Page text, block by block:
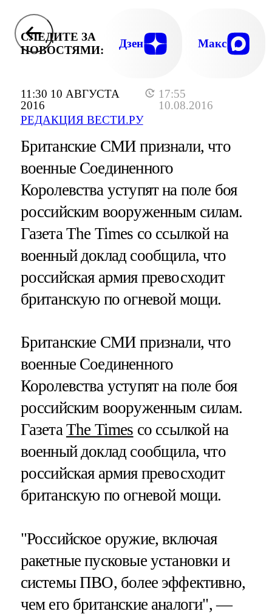
11:30 10 АВГУСТА
2016
17:55
10.08.2016
РЕДАКЦИЯ ВЕСТИ.РУ
СЛЕДИТЕ ЗА
НОВОСТЯМИ:
Дзен Макс
Британские СМИ признали, что
военные Соединенного
Королевства уступят на поле боя
российским вооруженным силам.
Газета The Times со ссылкой на
военный доклад сообщила, что
российская армия превосходит
британскую по огневой мощи.
Британские СМИ признали, что
военные Соединенного
Королевства уступят на поле боя
российским вооруженным силам.
ГазетаThe Times со ссылкой на
военный доклад сообщила, что
российская армия превосходит
британскую по огневой мощи.
"Российское оружие, включая
ракетные пусковые установки и
системы ПВО, более эффективно,
чем его британские аналоги", —